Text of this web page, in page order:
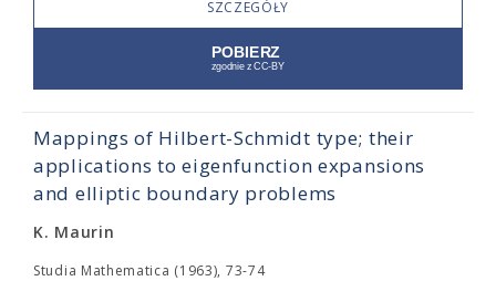
SZCZEGÓŁY
Mappings of Hilbert-Schmidt type; their
applications to eigenfunction expansions
and elliptic boundary problems
K. Maurin
Studia Mathematica (1963), 73-74